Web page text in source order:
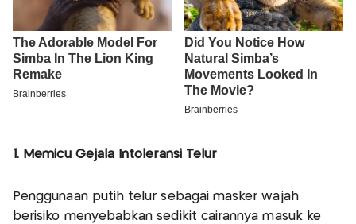
1. Memicu Gejala Intoleransi Telur
Penggunaan putih telur sebagai masker wajah
berisiko menyebabkan sedikit cairannya masuk ke